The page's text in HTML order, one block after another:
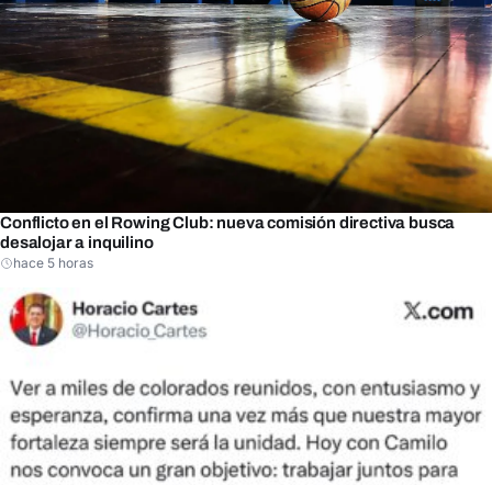
Conflicto en el Rowing Club: nueva comisión directiva busca
desalojar a inquilino
hace 5 horas